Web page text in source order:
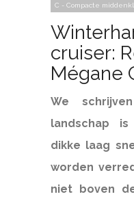
C - Compacte
cruiser:
Mégane
We
landschap
dikke laag
worden
niet boven